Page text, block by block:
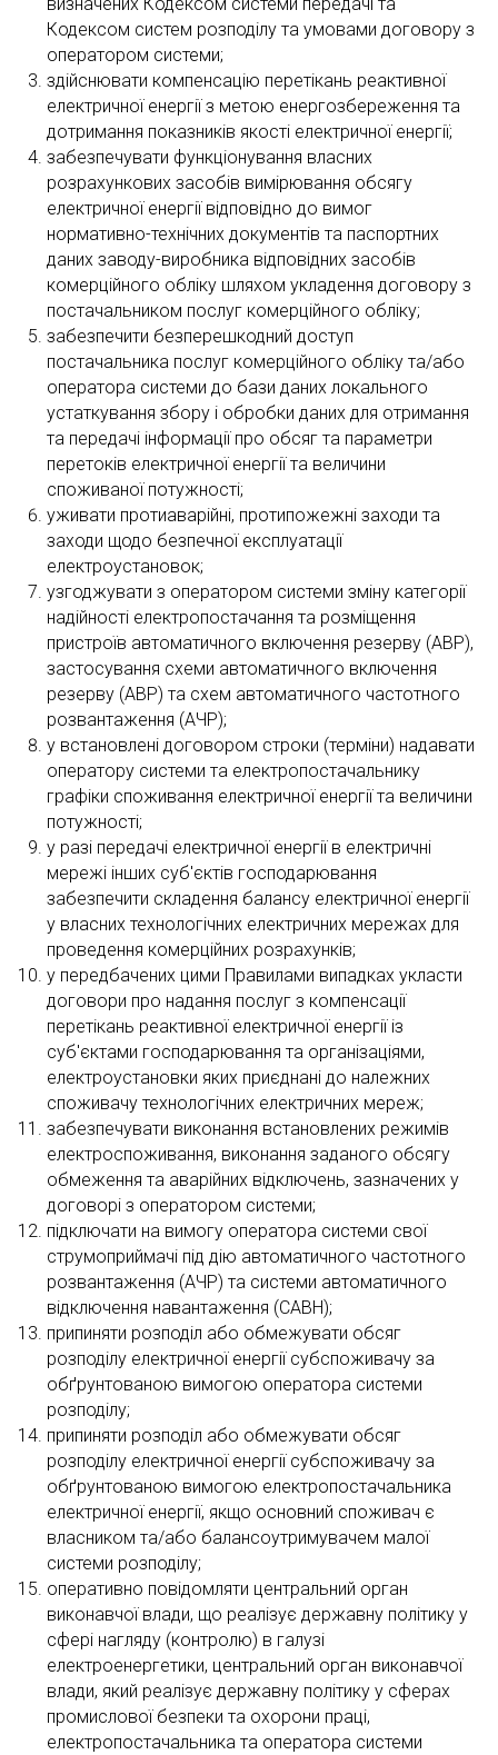
Кодексом систем розподілу та умовами договору з
оператором системи;
здійснювати компенсацію перетікань реактивної
електричної енергії з метою енергозбереження та
дотримання показників якості електричної енергії;
забезпечувати функціонування власних
розрахункових засобів вимірювання обсягу
електричної енергії відповідно до вимог
нормативно-технічних документів та паспортних
даних заводу-виробника відповідних засобів
комерційного обліку шляхом укладення договору з
постачальником послуг комерційного обліку;
забезпечити безперешкодний доступ
постачальника послуг комерційного обліку та/або
оператора системи до бази даних локального
устаткування збору і обробки даних для отримання
та передачі інформації про обсяг та параметри
перетоків електричної енергії та величини
споживаної потужності;
уживати протиаварійні, протипожежні заходи та
заходи щодо безпечної експлуатації
електроустановок;
узгоджувати з оператором системи зміну категорії
надійності електропостачання та розміщення
пристроїв автоматичного включення резерву (АВР),
застосування схеми автоматичного включення
резерву (АВР) та схем автоматичного частотного
розвантаження (АЧР);
у встановлені договором строки (терміни) надавати
оператору системи та електропостачальнику
графіки споживання електричної енергії та величини
потужності;
у разі передачі електричної енергії в електричні
мережі інших суб'єктів господарювання
забезпечити складення балансу електричної енергії
у власних технологічних електричних мережах для
проведення комерційних розрахунків;
у передбачених цими Правилами випадках укласти
договори про надання послуг з компенсації
перетікань реактивної електричної енергії із
суб'єктами господарювання та організаціями,
електроустановки яких приєднані до належних
споживачу технологічних електричних мереж;
забезпечувати виконання встановлених режимів
електроспоживання, виконання заданого обсягу
обмеження та аварійних відключень, зазначених у
договорі з оператором системи;
підключати на вимогу оператора системи свої
струмоприймачі під дію автоматичного частотного
розвантаження (АЧР) та системи автоматичного
відключення навантаження (САВН);
припиняти розподіл або обмежувати обсяг
розподілу електричної енергії субспоживачу за
обґрунтованою вимогою оператора системи
розподілу;
припиняти розподіл або обмежувати обсяг
розподілу електричної енергії субспоживачу за
обґрунтованою вимогою електропостачальника
електричної енергії, якщо основний споживач є
власником та/або балансоутримувачем малої
системи розподілу;
оперативно повідомляти центральний орган
виконавчої влади, що реалізує державну політику у
сфері нагляду (контролю) в галузі
електроенергетики, центральний орган виконавчої
влади, який реалізує державну політику у сферах
промислової безпеки та охорони праці,
електропостачальника та оператора системи